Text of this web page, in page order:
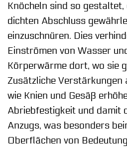
Knöcheln sind so gestaltet,
dichten Abschluss
einzuschnüren. Dies
Einströmen von Wasser
Körperwärme dort, wo sie
Zusätzliche Verstärkungen
wie Knien und Gesäß
Abriebfestigkeit und damit
Anzugs, was besonders
Oberflächen von